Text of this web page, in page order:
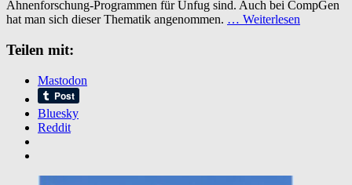
Ahnenforschung-Programmen für Unfug sind. Auch bei CompGen
hat man sich dieser Thematik angenommen. … Weiterlesen
Teilen mit:
Mastodon
Bluesky
Reddit